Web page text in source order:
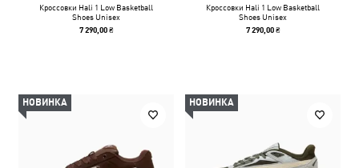
Кроссовки Hali 1 Low Basketball
Shoes Unisex
7 290,00 ₴
Кроссовки Hali 1 Low Basketball
Shoes Unisex
7 290,00 ₴
НОВИНКА НОВИНКА